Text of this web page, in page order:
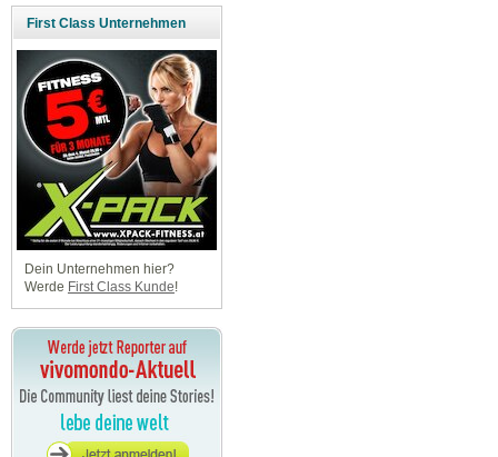
First Class Unternehmen
Dein Unternehmen hier?
Werde First Class Kunde!